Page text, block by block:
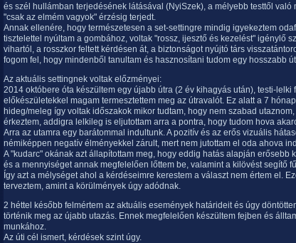
és szél hullámban terjedésének látásával (NyiSzek), a mélyebb testtől való
"csak az elmém vagyok" érzésig terjedt.
Annak ellenére, hogy természetesen a set-settingre mindig igyekeztem
tisztelettel nyúltam a gombához, voltak "rossz, ijesztő és kezelést" igénylő
vihartól, a rosszkor feltett kérdésen át, a biztonságot nyújtó társ
fogom fel, hogy mindenből tanultam és hasznosítani tudom egy hosszabb
Az aktuális settingnek voltak előzményei:
2014 októbere óta készültem egy újabb útra (2 év kihagyás után), testi-lelki
előkészületekkel magam termesztettem meg az útravalót. Ez alatt a 7
hideg/meleg így voltak időszakok mikor tudtam, hogy nem szabad
érkeztem, addigra lelkileg is eljutottam arra a pontra, hogy tudom hova
Arra az utamra egy barátommal indultunk. A pozitív és az erős vizuális
némiképpen negatív élményekkel zárult, mert nem jutottam el oda ahova
A "kudarc" okának azt állapítottam meg, hogy eddig hatás alapján erősebb
és a mennyiséget annak megfelelően lőttem be, valamint a kilövést segítő
Így azt a mélységet ahol a kérdéseimre kerestem a választ nem értem el.
terveztem, amint a körülmények úgy adódnak.
2 héttel később felmértem az aktuális események határideit és úgy
történik meg az újabb utazás. Ennek megfelelően készültem fejben és
munkához.
Az úti cél ismert, kérdések szint úgy.